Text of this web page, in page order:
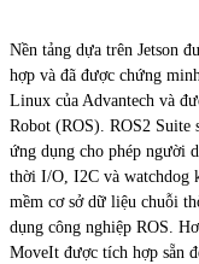
Nền tảng dựa trên Jetson
hợp và đã được chứng
Linux của Advantech và
Robot (ROS). ROS2
ứng dụng cho phép người
thời I/O, I2C và watchdog
mềm cơ sở dữ liệu chuỗi
dụng công nghiệp ROS.
MoveIt được tích hợp sẵn